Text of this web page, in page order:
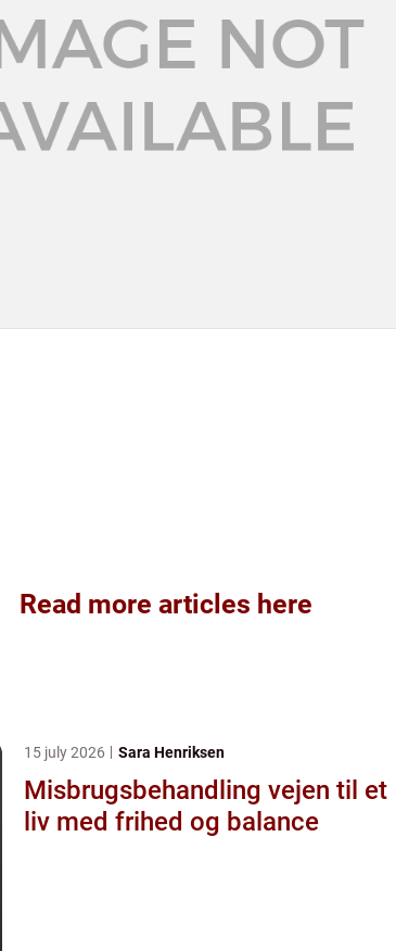
Read more articles here
15 july 2026 Sara Henriksen
Misbrugsbehandling vejen til et
liv med frihed og balance